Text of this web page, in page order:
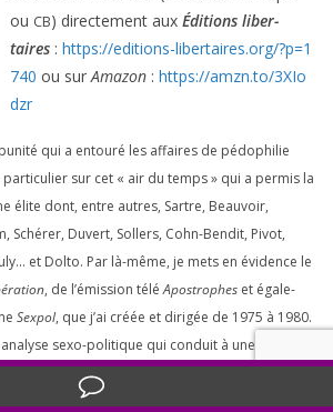
ou CB) direc­te­ment aux Éditions liber­
taires : https://​edi​tions​-liber​taires​.org/​?​p​=​1
740 ou surAmazon : https://​amzn​.to/​3​X​I​o​
dzr
qui a entou­ré les affaires de pédo­phi­lie
par­ti­cu­lier sur cet « air du temps » qui a per­mis la
élite dont, entre autres, Sartre, Beauvoir,
Schérer, Duvert, Sollers, Cohn-Bendit, Pivot,
et Dolto. Par là-même, je mets en évi­dence le
, de l’émission téléApostrophes et éga­le­
Sexpol, que j’ai créée et diri­gée de 1975 à 1980.
sexo-poli­tique qui conduit à une lec­ture
Bien sûr, ces pages sont dédiées
Consentement